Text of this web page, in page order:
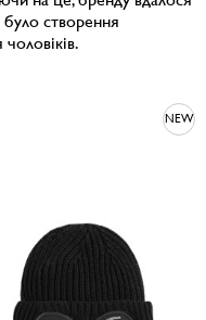
створення
NEW